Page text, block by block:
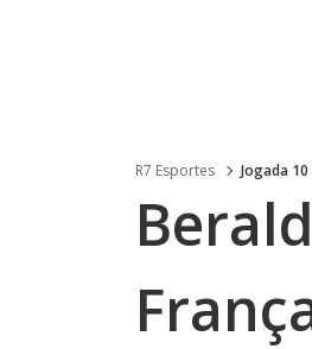
R7 Esportes Jogada 10